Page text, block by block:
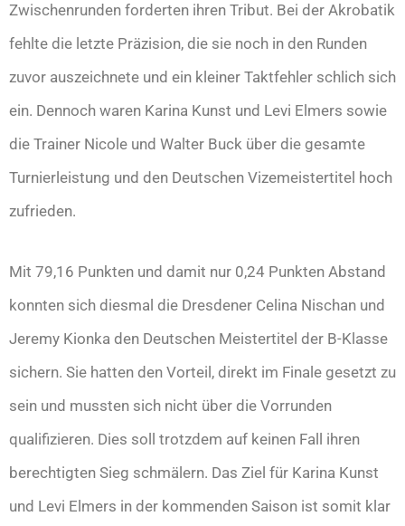
Zwischenrunden forderten ihren Tribut. Bei der Akrobatik
fehlte die letzte Präzision, die sie noch in den Runden
zuvor auszeichnete und ein kleiner Taktfehler schlich sich
ein. Dennoch waren Karina Kunst und Levi Elmers sowie
die Trainer Nicole und Walter Buck über die gesamte
Turnierleistung und den Deutschen Vizemeistertitel hoch
zufrieden.
Mit 79,16 Punkten und damit nur 0,24 Punkten Abstand
konnten sich diesmal die Dresdener Celina Nischan und
Jeremy Kionka den Deutschen Meistertitel der B-Klasse
sichern. Sie hatten den Vorteil, direkt im Finale gesetzt zu
sein und mussten sich nicht über die Vorrunden
qualifizieren. Dies soll trotzdem auf keinen Fall ihren
berechtigten Sieg schmälern. Das Ziel für Karina Kunst
und Levi Elmers in der kommenden Saison ist somit klar